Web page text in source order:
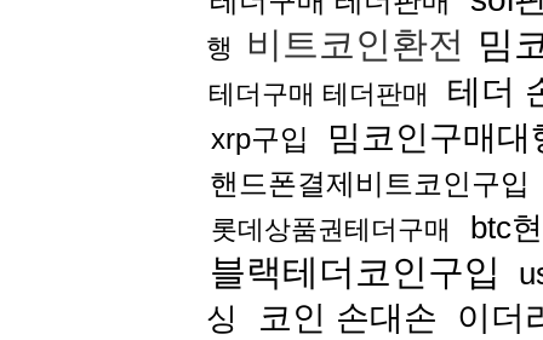
행 비트코인환전 밈
테더구매 테더판매 테더
xrp구입 밈코인구매대
핸드폰결제비트코인구입
롯데상품권테더구매 btc
블랙테더코인구입
싱
코인 손대손 이더